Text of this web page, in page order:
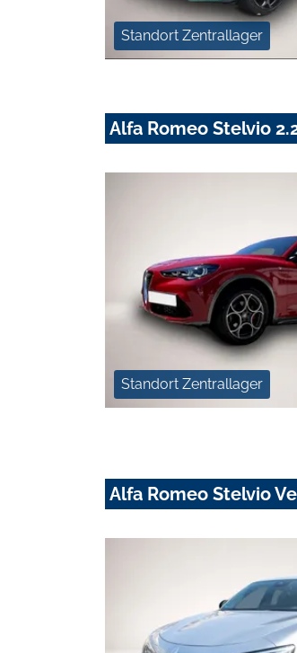
Standort Zentrallager
Alfa Romeo Stelvio
Standort Zentrallager
Alfa Romeo Stelvio